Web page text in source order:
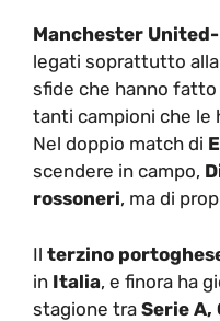
Manchester
legati soprattutto alla
sfide che hanno
tanti campioni che le
Nel doppio match di
scendere in campo,
rossoneri, ma di
Il terzino
in Italia, e finora ha
stagione tra Serie A,